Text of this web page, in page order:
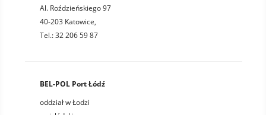
Al. Roździeńskiego 97
40-203 Katowice,
Tel.: 32 206 59 87
BEL-POL Port Łódź
oddział w Łodzi